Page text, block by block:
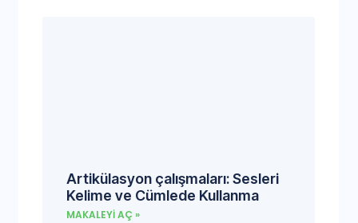
Artikülasyon çalışmaları: Sesleri
Kelime ve Cümlede Kullanma
MAKALEYI AÇ »